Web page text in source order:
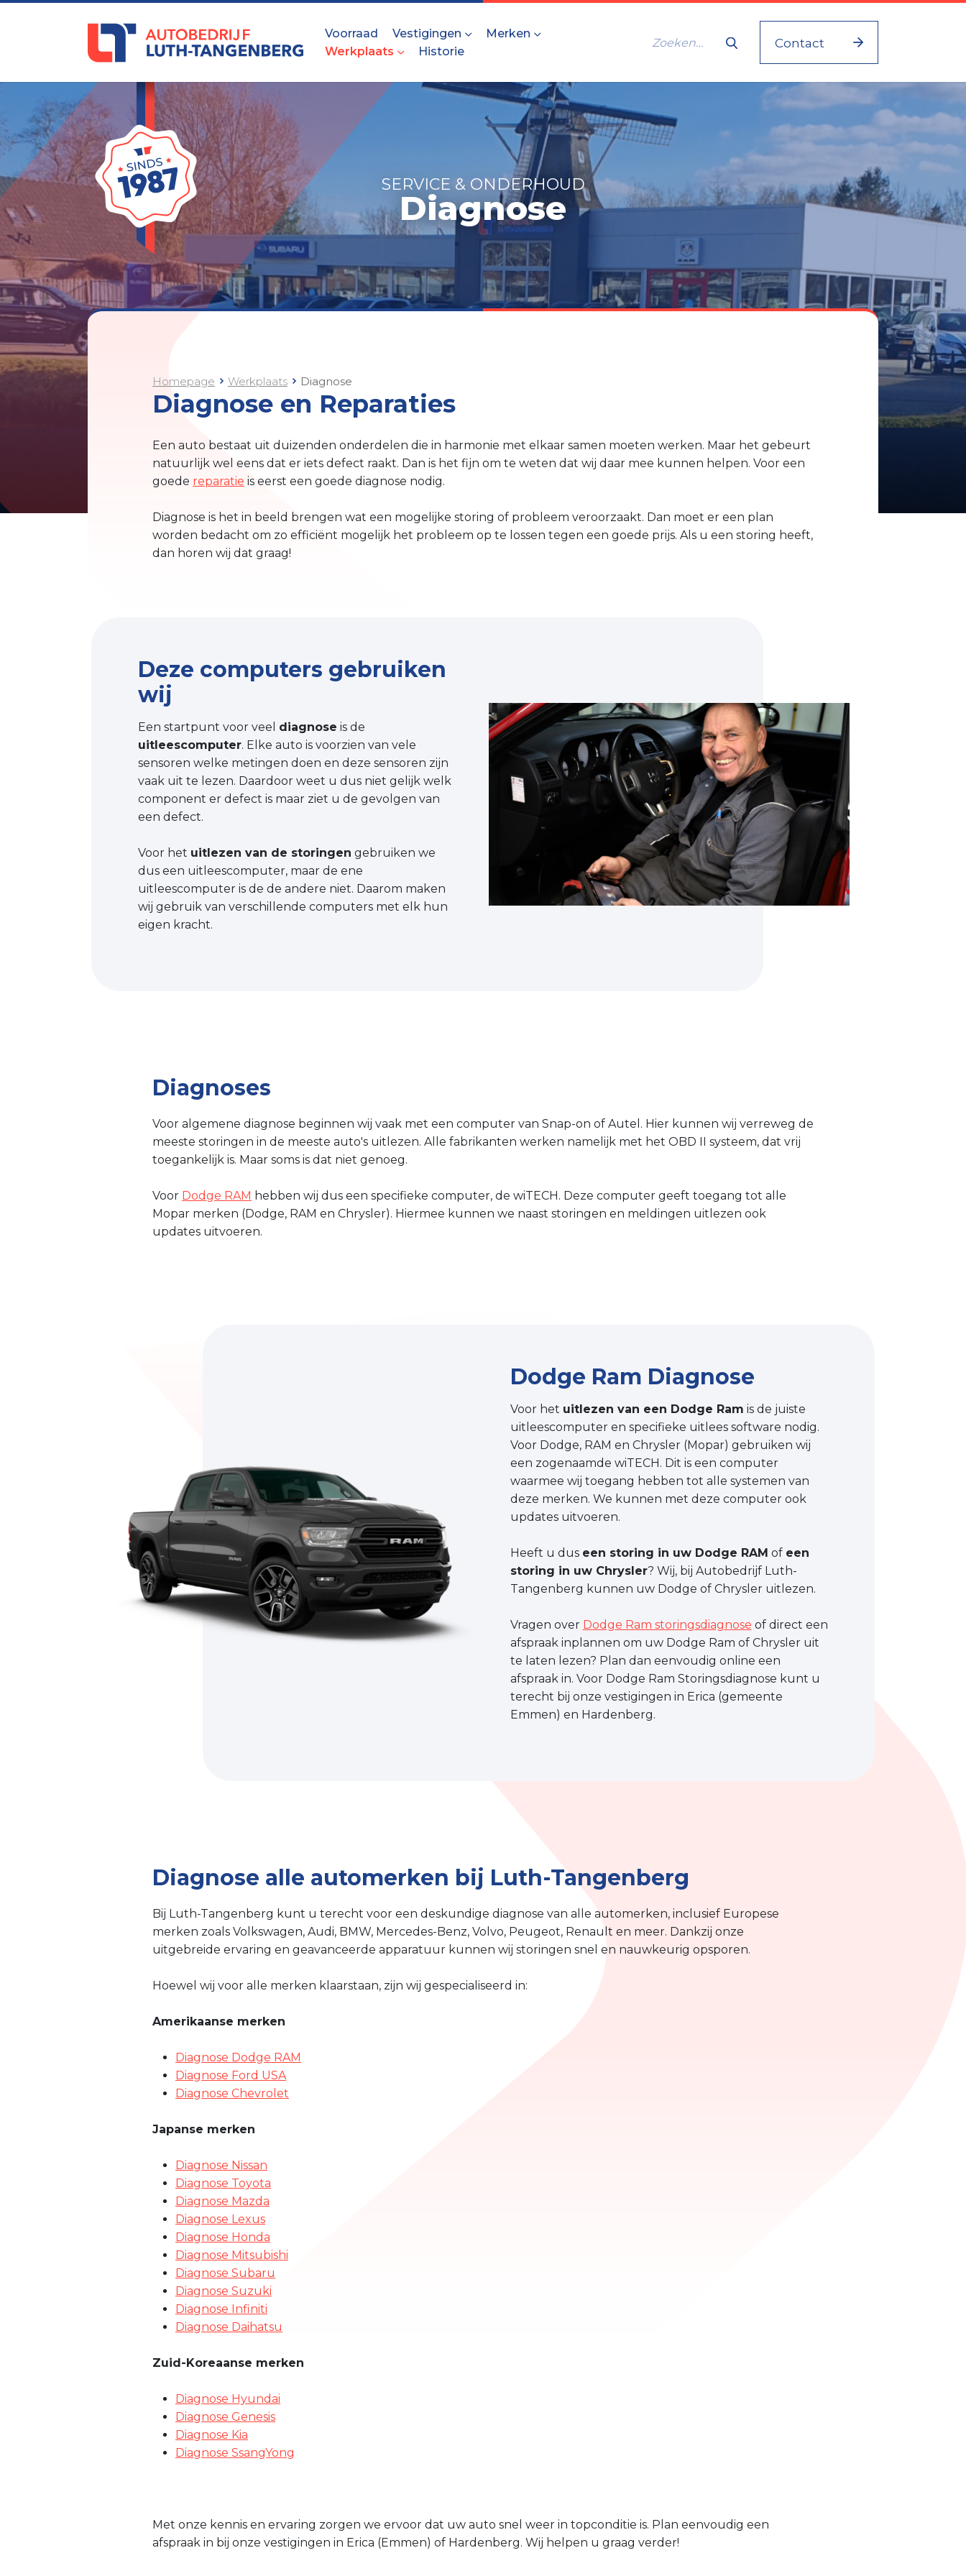
Voorraad Vestigingen
Merken
Werkplaats
Historie
Contact
SERVICE & ONDERHOUD
Diagnose
Homepage Werkplaats Diagnose
Diagnose en Reparaties
Een auto bestaat uit duizenden onderdelen die in harmonie met elkaar samen moeten werken. Maar het gebeurt
natuurlijk wel eens dat er iets defect raakt. Dan is het fijn om te weten dat wij daar mee kunnen helpen. Voor een
goede reparatie is eerst een goede diagnose nodig.
Diagnose is het in beeld brengen wat een mogelijke storing of probleem veroorzaakt. Dan moet er een plan
worden bedacht om zo efficiënt mogelijk het probleem op te lossen tegen een goede prijs. Als u een storing heeft,
dan horen wij dat graag!
Deze computers gebruiken
wij
Een startpunt voor veel diagnose is de
uitleescomputer. Elke auto is voorzien van vele
sensoren welke metingen doen en deze sensoren zijn
vaak uit te lezen. Daardoor weet u dus niet gelijk welk
component er defect is maar ziet u de gevolgen van
een defect.
Voor het uitlezen van de storingen gebruiken we
dus een uitleescomputer, maar de ene
uitleescomputer is de de andere niet. Daarom maken
wij gebruik van verschillende computers met elk hun
eigen kracht.
Diagnoses
Voor algemene diagnose beginnen wij vaak met een computer van Snap-on of Autel. Hier kunnen wij verreweg de
meeste storingen in de meeste auto's uitlezen. Alle fabrikanten werken namelijk met het OBD II systeem, dat vrij
toegankelijk is. Maar soms is dat niet genoeg.
Voor Dodge RAM hebben wij dus een specifieke computer, de wiTECH. Deze computer geeft toegang tot alle
Mopar merken (Dodge, RAM en Chrysler). Hiermee kunnen we naast storingen en meldingen uitlezen ook
updates uitvoeren.
Dodge Ram Diagnose
Voor het uitlezen van een Dodge Ram is de juiste
uitleescomputer en specifieke uitlees software nodig.
Voor Dodge, RAM en Chrysler (Mopar) gebruiken wij
een zogenaamde wiTECH. Dit is een computer
waarmee wij toegang hebben tot alle systemen van
deze merken. We kunnen met deze computer ook
updates uitvoeren.
Heeft u dus een storing in uw Dodge RAM of een
storing in uw Chrysler? Wij, bij Autobedrijf Luth-
Tangenberg kunnen uw Dodge of Chrysler uitlezen.
Vragen over Dodge Ram storingsdiagnose of direct een
afspraak inplannen om uw Dodge Ram of Chrysler uit
te laten lezen? Plan dan eenvoudig online een
afspraak in. Voor Dodge Ram Storingsdiagnose kunt u
terecht bij onze vestigingen in Erica (gemeente
Emmen) en Hardenberg.
Diagnose alle automerken bij Luth-Tangenberg
Bij Luth-Tangenberg kunt u terecht voor een deskundige diagnose van alle automerken, inclusief Europese
merken zoals Volkswagen, Audi, BMW, Mercedes-Benz, Volvo, Peugeot, Renault en meer. Dankzij onze
uitgebreide ervaring en geavanceerde apparatuur kunnen wij storingen snel en nauwkeurig opsporen.
Hoewel wij voor alle merken klaarstaan, zijn wij gespecialiseerd in:
Amerikaanse merken
Diagnose Dodge RAM
Diagnose Ford USA
Diagnose Chevrolet
Japanse merken
Diagnose Nissan
Diagnose Toyota
Diagnose Mazda
Diagnose Lexus
Diagnose Honda
Diagnose Mitsubishi
Diagnose Subaru
Diagnose Suzuki
Diagnose Infiniti
Diagnose Daihatsu
Zuid-Koreaanse merken
Diagnose Hyundai
Diagnose Genesis
Diagnose Kia
Diagnose SsangYong
Met onze kennis en ervaring zorgen we ervoor dat uw auto snel weer in topconditie is. Plan eenvoudig een
afspraak in bij onze vestigingen in Erica (Emmen) of Hardenberg. Wij helpen u graag verder!